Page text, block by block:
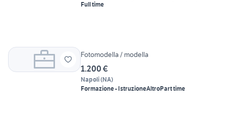
Full time
Fotomodella / modella
1.200 €
Napoli(NA)
Formazione - IstruzioneAltroPart time